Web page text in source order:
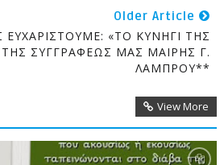
Older Article
«ΤΟ ΚΥΝΗΓΙ ΤΗΣ
ΣΥΓΓΡΑΦΕΩΣ ΜΑΣ ΜΑΙΡΗΣ Γ.
ΛΑΜΠΡΟΥ**
View More